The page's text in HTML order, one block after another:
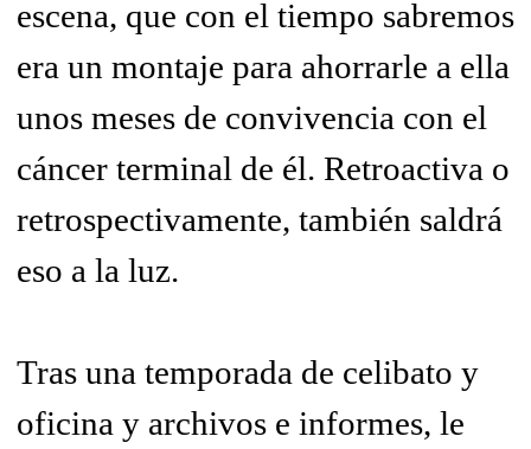
escena, que con el tiempo sabremos
era un montaje para ahorrarle a ella
unos meses de convivencia con el
cáncer terminal de él. Retroactiva o
retrospectivamente, también saldrá
eso a la luz.
Tras una temporada de celibato y
oficina y archivos e informes, le